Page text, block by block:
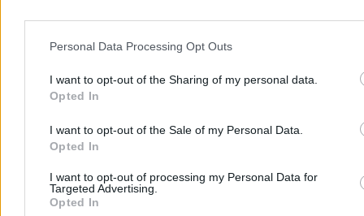
Personal Data Processing Opt Outs
I want to opt-out of the Sharing of my personal data.
Opted In
I want to opt-out of the Sale of my Personal Data.
Opted In
I want to opt-out of processing my Personal Data for
Targeted Advertising.
Opted In
czas ciąży lub okresu karmienia.
W przypadku pozostałych prac z wykazu prac zabronionych,
pracy do wymagań określonych w przepisach albo tak ograniczyć
czas pracy, aby wyeliminować zagrożenie dla zdrowia lub
bezpieczeństwa pracownicy
czasu pracy jest niemożliwe albo niecelowe, pracodawca ma
obowiązek przenieść pracownicę do innej pracy. Gdy i to nie jest
czas ciąży lub karmienia piersią.
Reklama